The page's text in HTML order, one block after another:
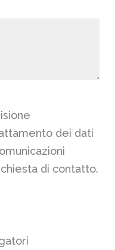
dei dati
di contatto.